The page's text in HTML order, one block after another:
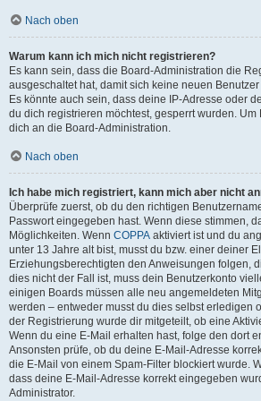
Nach oben
Warum kann ich mich nicht registrieren?
Es kann sein, dass die Board-Administration die
ausgeschaltet hat, damit sich keine neuen
Es könnte auch sein, dass deine IP-Adresse oder
du dich registrieren möchtest, gesperrt wurden.
dich an die Board-Administration.
Nach oben
Ich habe mich registriert, kann mich aber nicht
Überprüfe zuerst, ob du den richtigen
Passwort eingegeben hast. Wenn diese stimmen,
Möglichkeiten. Wenn COPPA aktiviert ist und du
unter 13 Jahre alt bist, musst du bzw. einer deiner
Erziehungsberechtigten den Anweisungen folgen,
dies nicht der Fall ist, muss dein Benutzerkonto
einigen Boards müssen alle neu angemeldeten
werden – entweder musst du dies selbst erledigen
der Registrierung wurde dir mitgeteilt, ob eine
Wenn du eine E-Mail erhalten hast, folge den dort
Ansonsten prüfe, ob du deine E-Mail-Adresse
die E-Mail von einem Spam-Filter blockiert wurde.
dass deine E-Mail-Adresse korrekt eingegeben
Administrator.